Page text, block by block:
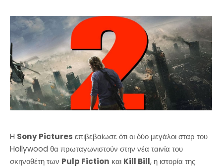
H Sony Pictures επιβεβαίωσε ότι οι δύο μεγάλοι σταρ του
Hollywood θα πρωταγωνιστούν στην νέα ταινία του
σκηνοθέτη των Pulp Fiction και Kill Bill, η ιστορία της